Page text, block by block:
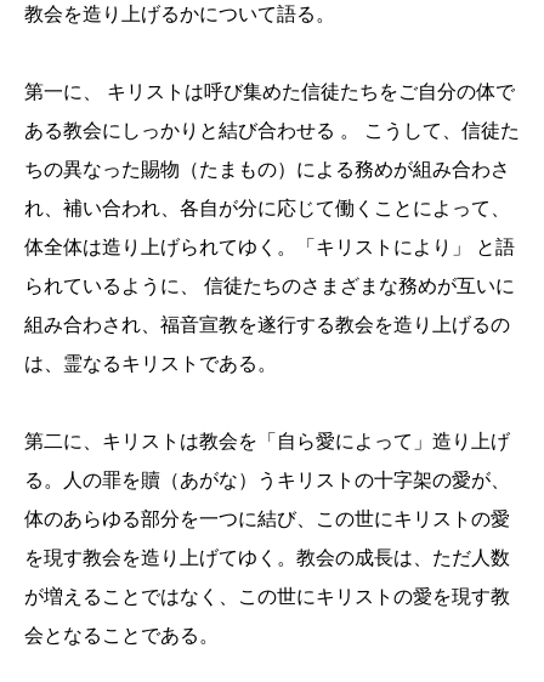
教会を造り上げるかについて語る。
第一に、 キリストは呼び集めた信徒たちをご自分の体で
ある教会にしっかりと結び合わせる 。 こうして、信徒た
ちの異なった賜物（たまもの）による務めが組み合わさ
れ、補い合われ、各自が分に応じて働くことによって、
体全体は造り上げられてゆく。「キリストにより」 と語
られているように、 信徒たちのさまざまな務めが互いに
組み合わされ、福音宣教を遂行する教会を造り上げるの
は、霊なるキリストである。
第二に、キリストは教会を「自ら愛によって」造り上げ
る。人の罪を贖（あがな）うキリストの十字架の愛が、
体のあらゆる部分を一つに結び、この世にキリストの愛
を現す教会を造り上げてゆく。教会の成長は、ただ人数
が増えることではなく、この世にキリストの愛を現す教
会となることである。